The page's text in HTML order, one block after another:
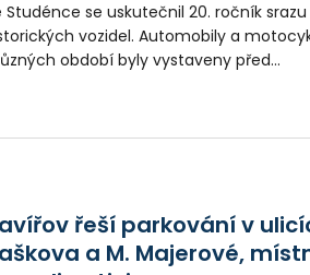
Studénce se uskutečnil 20. ročník srazu
vozidel. Automobily a
období byly vystaveny před
řeší parkování v
a M. Majerové,